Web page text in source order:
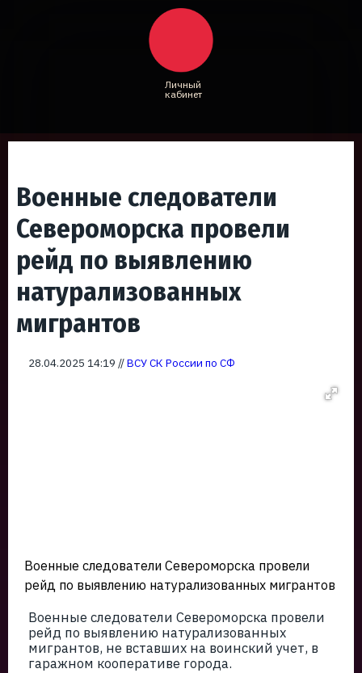
Личный
кабинет
Военные следователи
Североморска провели
рейд по выявлению
натурализованных
мигрантов
28.04.2025 14:19 //ВСУ СК России по СФ
Военные следователи Североморска провели
рейд по выявлению натурализованных мигрантов
Военные следователи Североморска провели
рейд по выявлению натурализованных
мигрантов, не вставших на воинский учет, в
гаражном кооперативе города.